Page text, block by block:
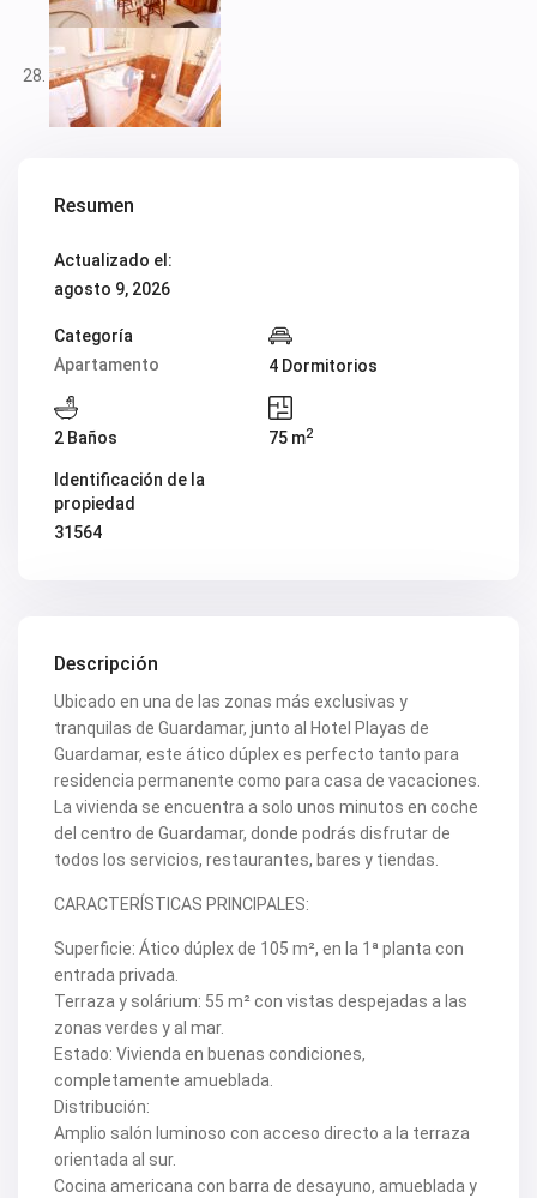
Resumen
Actualizado el:
agosto 9, 2026
Categoría
Apartamento
4 Dormitorios
2 Baños 75 m2
Identificación de la
propiedad
31564
Descripción
Ubicado en una de las zonas más exclusivas y
tranquilas de Guardamar, junto al Hotel Playas de
Guardamar, este ático dúplex es perfecto tanto para
residencia permanente como para casa de vacaciones.
La vivienda se encuentra a solo unos minutos en coche
del centro de Guardamar, donde podrás disfrutar de
todos los servicios, restaurantes, bares y tiendas.
CARACTERÍSTICAS PRINCIPALES:
Superficie: Ático dúplex de 105 m², en la 1ª planta con
entrada privada.
Terraza y solárium: 55 m² con vistas despejadas a las
zonas verdes y al mar.
Estado: Vivienda en buenas condiciones,
completamente amueblada.
Distribución:
Amplio salón luminoso con acceso directo a la terraza
orientada al sur.
Cocina americana con barra de desayuno, amueblada y